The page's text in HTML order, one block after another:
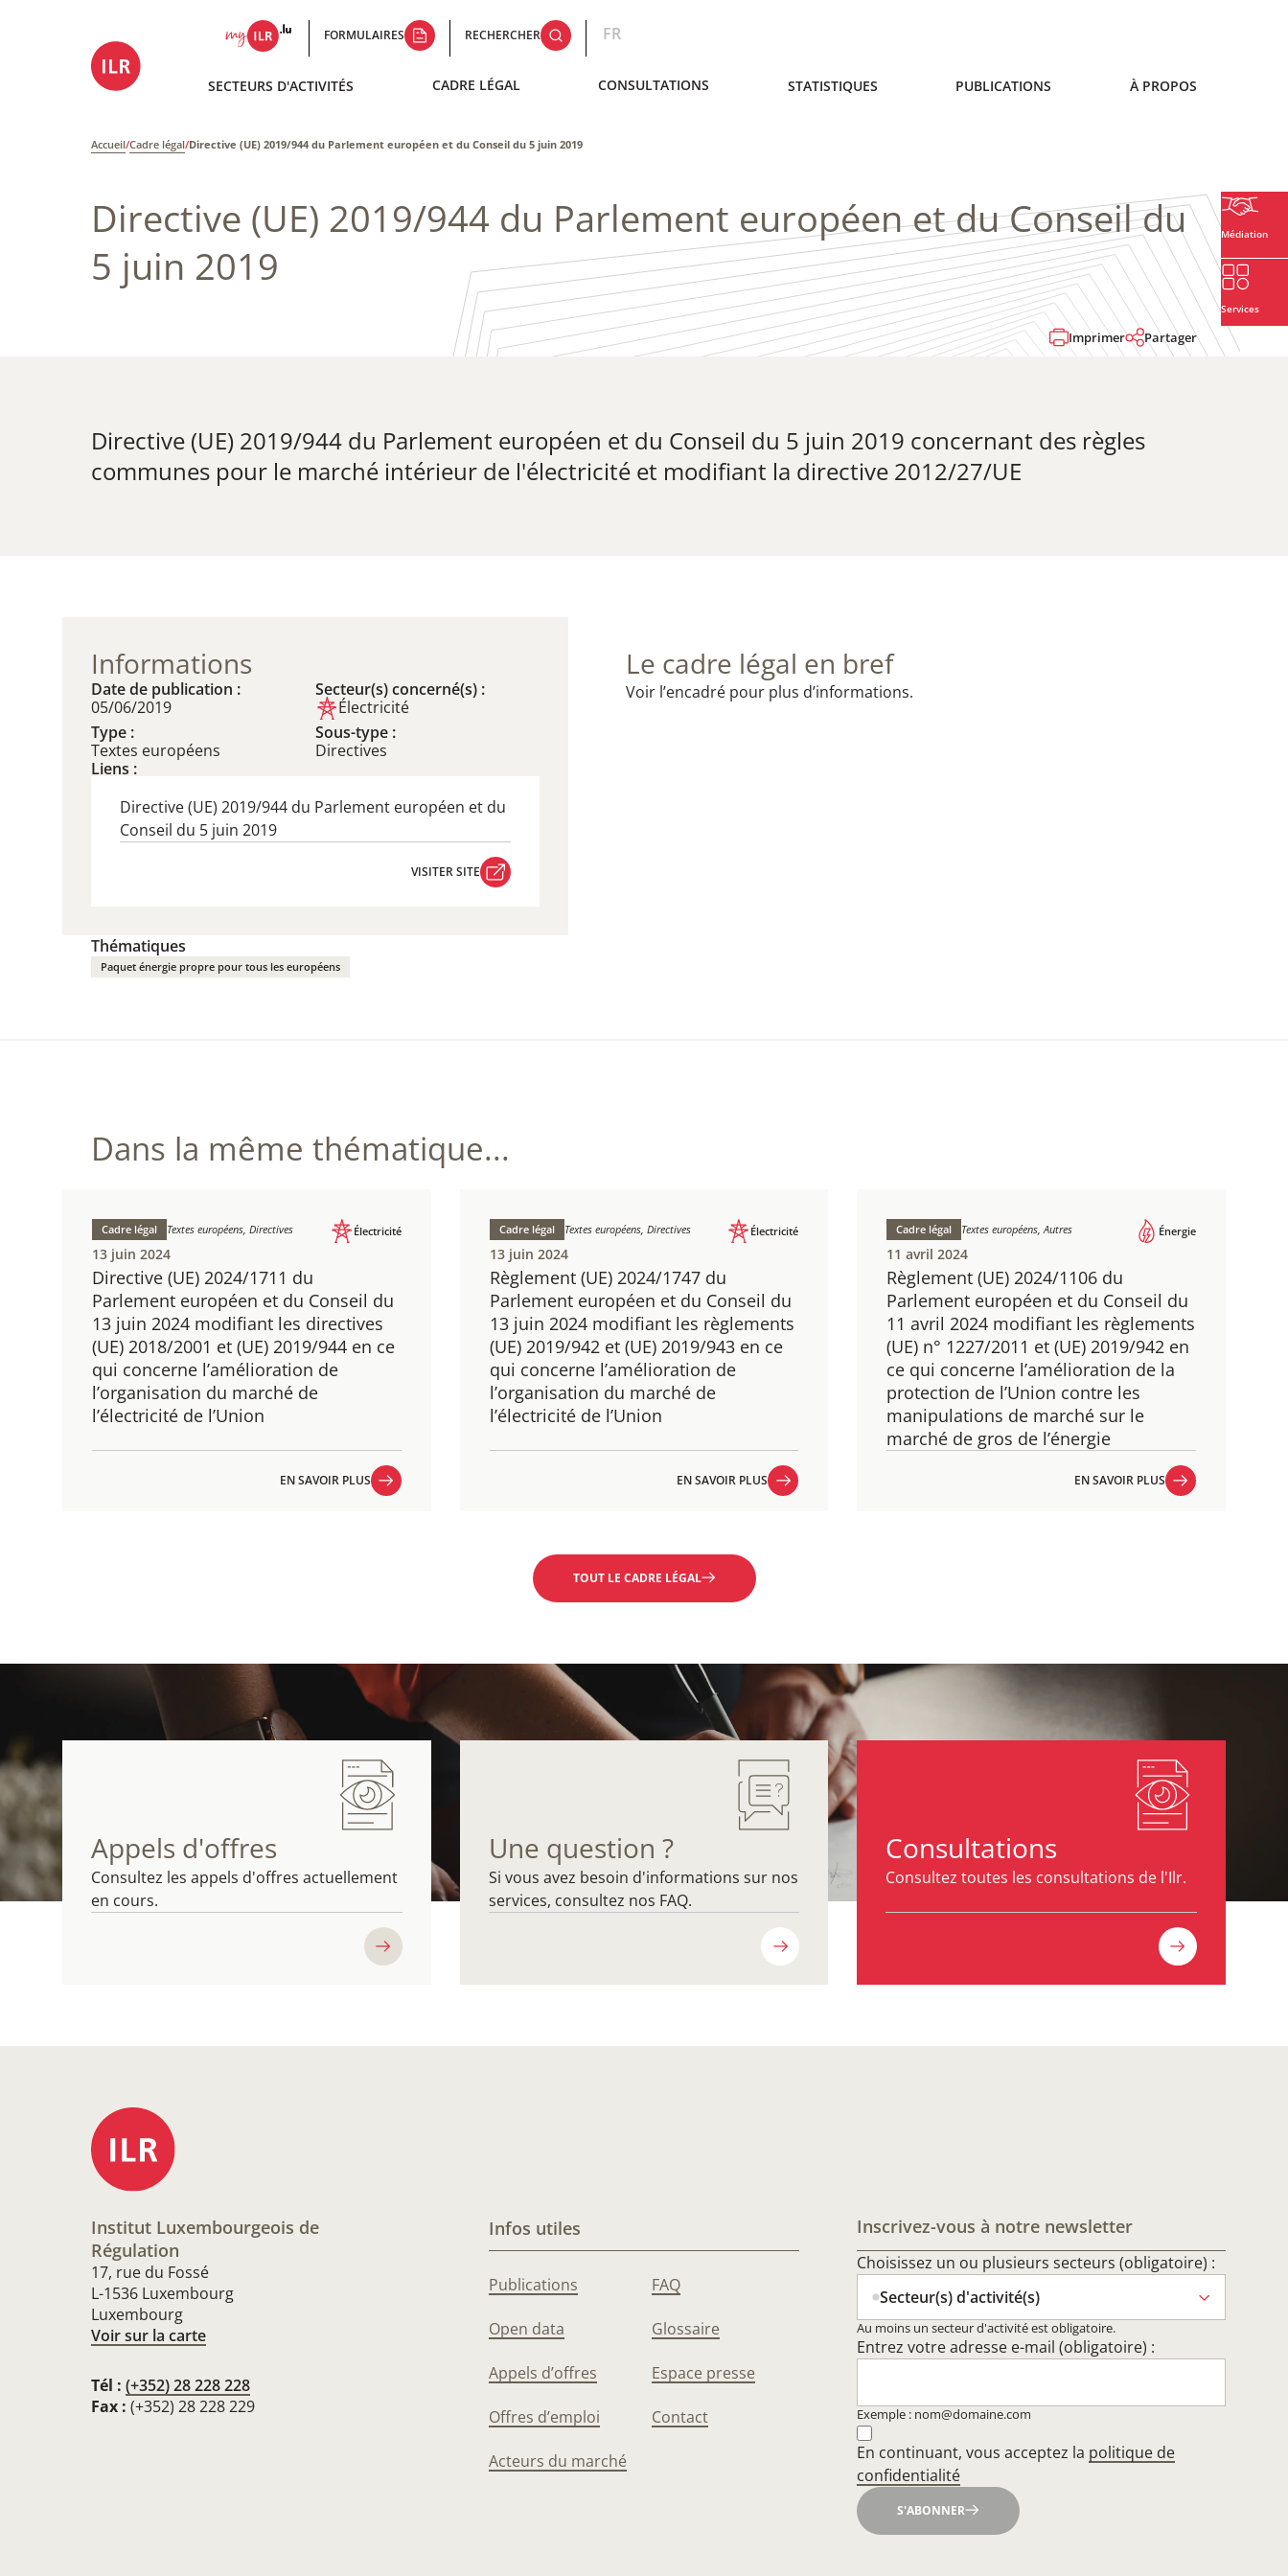
FORMULAIRES RECHERCHER FR
SECTEURS D'ACTIVITÉS CADRE LÉGAL CONSULTATIONS STATISTIQUES PUBLICATIONS À PROPOS
Accueil/Cadre légal/Directive (UE) 2019/944 du Parlement européen et du Conseil du 5 juin 2019
Médiation
Services
Directive (UE) 2019/944 du Parlement européen et du Conseil du
5 juin 2019
Imprimer Partager
Directive (UE) 2019/944 du Parlement européen et du Conseil du 5 juin 2019 concernant des règles
communes pour le marché intérieur de l'électricité et modifiant la directive 2012/27/UE
Informations
Date de publication :
05/06/2019
Secteur(s) concerné(s) :
Électricité
Type :
Textes européens
Sous-type :
Directives
Liens :
Directive (UE) 2019/944 du Parlement européen et du
Conseil du 5 juin 2019
VISITER SITE
Thématiques
Paquet énergie propre pour tous les européens
Le cadre légal en bref
Voir l’encadré pour plus d’informations.
Dans la même thématique...
Directive (UE) 2024/1711 du
Parlement européen et du Conseil du
13 juin 2024 modifiant les directives
(UE) 2018/2001 et (UE) 2019/944 en ce
qui concerne l’amélioration de
l’organisation du marché de
l’électricité de l’Union
Cadre légal Textes européens, Directives Électricité
13 juin 2024
EN SAVOIR PLUS
Règlement (UE) 2024/1747 ​du
Parlement européen et du Conseil du
13 juin 2024 modifiant les règlements
(UE) 2019/942 et (UE) 2019/943 en ce
qui concerne l’amélioration de
l’organisation du marché de
l’électricité de l’Union
Cadre légal Textes européens, Directives Électricité
13 juin 2024
EN SAVOIR PLUS
Règlement (UE) 2024/1106​ du
Parlement européen et du Conseil du
11 avril 2024 modifiant les règlements
(UE) n° 1227/2011 et (UE) 2019/942 en
ce qui concerne l’amélioration de la
protection de l’Union contre les
manipulations de marché sur le
marché de gros de l’énergie
Cadre légal Textes européens, Autres Énergie
11 avril 2024
EN SAVOIR PLUS
TOUT LE CADRE LÉGAL
Appels d'offres
Consultez les appels d'offres actuellement
en cours.
Une question ?
Si vous avez besoin d'informations sur nos
services, consultez nos FAQ.
Consultations
Consultez toutes les consultations de l'Ilr.
Institut Luxembourgeois de
Régulation
17, rue du Fossé
L-1536 Luxembourg
Luxembourg
Voir sur la carte
Tél : (+352) 28 228 228
Fax : (+352) 28 228 229
Infos utiles
Publications
Open data
Appels d’offres
Offres d’emploi
Acteurs du marché
FAQ
Glossaire
Espace presse
Contact
Inscrivez-vous à notre newsletter
Choisissez un ou plusieurs secteurs (obligatoire) :
Secteur(s) d'activité(s)
Au moins un secteur d'activité est obligatoire.
Entrez votre adresse e-mail (obligatoire) :
Exemple : nom@domaine.com
En continuant, vous acceptez la politique de
confidentialité
S'ABONNER